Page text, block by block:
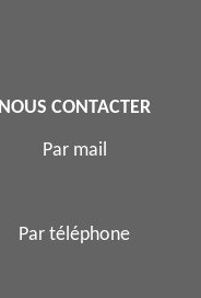
NOUS CONTACTER
Par mail
Par téléphone